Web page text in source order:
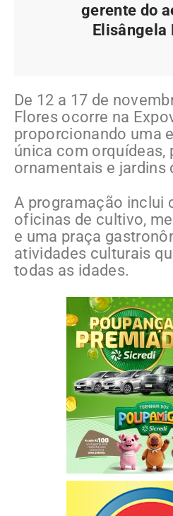
gerente do
Elisângela
De 12 a 17 de
Flores ocorre na
proporcionando uma
única com orquídeas,
ornamentais e jardins
A programação inclui
oficinas de cultivo,
e uma praça
atividades culturais
todas as idades.